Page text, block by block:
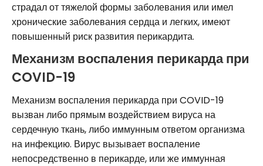
страдал от тяжелой формы заболевания или имел
хронические заболевания сердца и легких, имеют
повышенный риск развития перикардита.
Механизм воспаления перикарда при
COVID-19
Механизм воспаления перикарда при COVID-19
вызван либо прямым воздействием вируса на
сердечную ткань, либо иммунным ответом организма
на инфекцию. Вирус вызывает воспаление
непосредственно в перикарде, или же иммунная